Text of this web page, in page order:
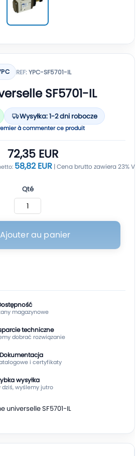
REF:YPC-SF5701-IL
SF5701-IL
Wysyłka: 1-2 dni robocze
à commenter ce produit
72,35 EUR
58,82 EUR
Qté
Ajouter au panier
magazynowe
techniczne
dobrać rozwiązanie
Dokumentacja
i certyfikaty
wysyłka
dziś, wyślemy jutro
universelle SF5701-IL